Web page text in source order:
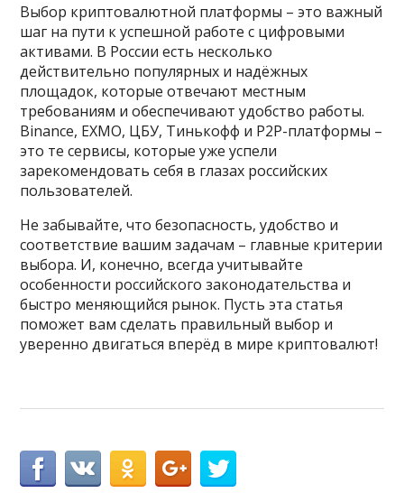
Выбор криптовалютной платформы – это важный
шаг на пути к успешной работе с цифровыми
активами. В России есть несколько
действительно популярных и надёжных
площадок, которые отвечают местным
требованиям и обеспечивают удобство работы.
Binance, EXMO, ЦБУ, Тинькофф и P2P-платформы –
это те сервисы, которые уже успели
зарекомендовать себя в глазах российских
пользователей.
Не забывайте, что безопасность, удобство и
соответствие вашим задачам – главные критерии
выбора. И, конечно, всегда учитывайте
особенности российского законодательства и
быстро меняющийся рынок. Пусть эта статья
поможет вам сделать правильный выбор и
уверенно двигаться вперёд в мире криптовалют!